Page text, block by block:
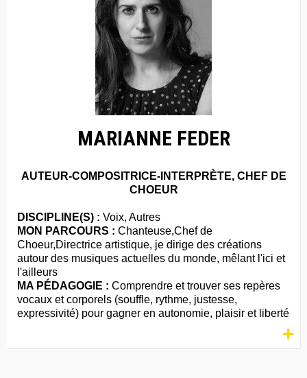
MARIANNE FEDER
AUTEUR-COMPOSITRICE-INTERPRÈTE, CHEF DE
CHOEUR
DISCIPLINE(S) : Voix, Autres
MON PARCOURS : Chanteuse,Chef de
Choeur,Directrice artistique, je dirige des créations
autour des musiques actuelles du monde, mêlant l'ici et
l'ailleurs
MA PÉDAGOGIE : Comprendre et trouver ses repères
vocaux et corporels (souffle, rythme, justesse,
expressivité) pour gagner en autonomie, plaisir et liberté
+